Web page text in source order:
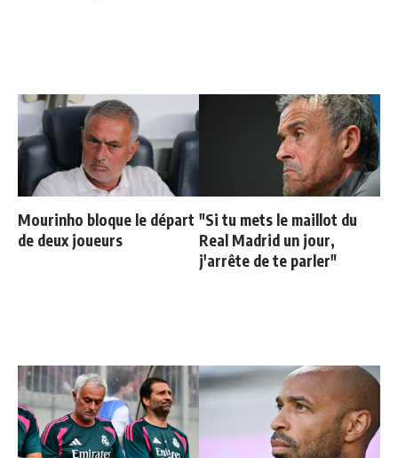
Mourinho bloque le départ
de deux joueurs
"Si tu mets le maillot du
Real Madrid un jour,
j'arrête de te parler"